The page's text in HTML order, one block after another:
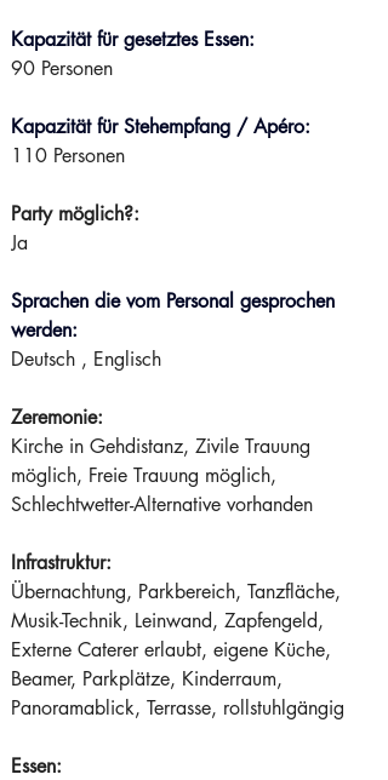
Kapazität für gesetztes Essen:
90 Personen
Kapazität für Stehempfang / Apéro:
110 Personen
Party möglich?:
Ja
Sprachen die vom Personal gesprochen
werden:
Deutsch , Englisch
Zeremonie:
Kirche in Gehdistanz, Zivile Trauung
möglich, Freie Trauung möglich,
Schlechtwetter-Alternative vorhanden
Infrastruktur:
Übernachtung, Parkbereich, Tanzfläche,
Musik-Technik, Leinwand, Zapfengeld,
Externe Caterer erlaubt, eigene Küche,
Beamer, Parkplätze, Kinderraum,
Panoramablick, Terrasse, rollstuhlgängig
Essen: